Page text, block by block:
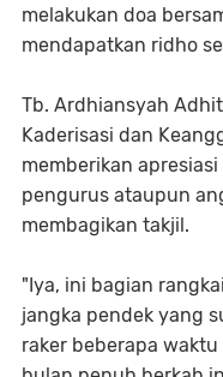
melakukan doa
mendapatkan ridho
Tb. Ardhiansyah
Kaderisasi dan
memberikan
pengurus ataupun
membagikan takjil.
"Iya, ini bagian
jangka pendek yang
raker beberapa